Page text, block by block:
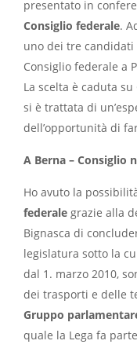
presentato in
Consiglio federale.
uno dei tre candidati
Consiglio federale a
La scelta è caduta su
si è trattata di
dell’opportunità di
A Berna – Consiglio
Ho avuto la
federale grazie alla
Bignasca di
legislatura sotto la
dal 1. marzo 2010,
dei trasporti e delle
Gruppo
quale la Lega fa